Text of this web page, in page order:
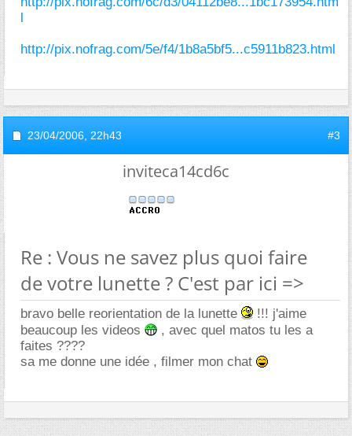
l
http://pix.nofrag.com/5e/f4/1b8a5bf5...c5911b823.html
23/04/2006, 22h43 #3
inviteca14cd6c
Re : Vous ne savez plus quoi faire
de votre lunette ? C'est par ici =>
bravo belle reorientation de la lunette
!!! j'aime
beaucoup les videos
, avec quel matos tu les a
faites ????
sa me donne une idée , filmer mon chat